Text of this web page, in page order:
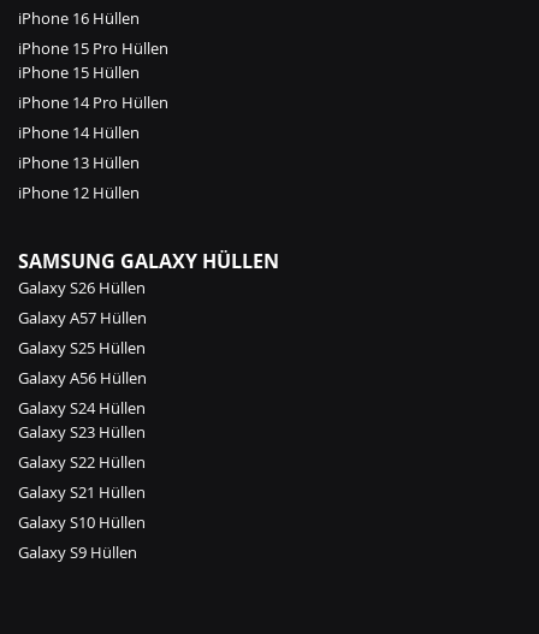
iPhone 16 Hüllen
iPhone 15 Pro Hüllen
iPhone 15 Hüllen
iPhone 14 Pro Hüllen
iPhone 14 Hüllen
iPhone 13 Hüllen
iPhone 12 Hüllen
SAMSUNG GALAXY HÜLLEN
Galaxy S26 Hüllen
Galaxy A57 Hüllen
Galaxy S25 Hüllen
Galaxy A56 Hüllen
Galaxy S24 Hüllen
Galaxy S23 Hüllen
Galaxy S22 Hüllen
Galaxy S21 Hüllen
Galaxy S10 Hüllen
Galaxy S9 Hüllen